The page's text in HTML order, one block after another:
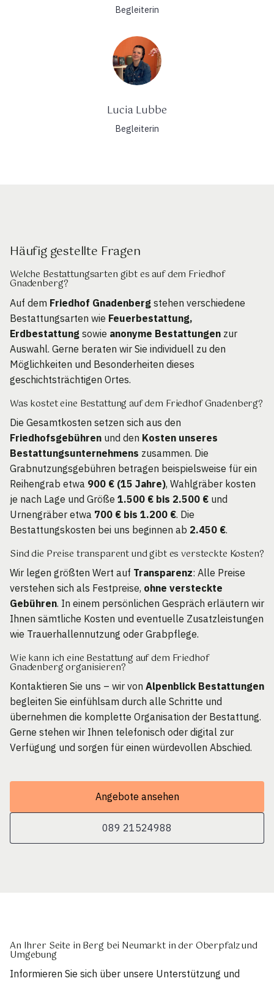
Begleiterin
Lucia Lubbe
Begleiterin
Häufig gestellte Fragen
Welche Bestattungsarten gibt es auf dem Friedhof
Gnadenberg?
Auf dem Friedhof Gnadenberg stehen verschiedene
Bestattungsarten wie Feuerbestattung,
Erdbestattung sowie anonyme Bestattungen zur
Auswahl. Gerne beraten wir Sie individuell zu den
Möglichkeiten und Besonderheiten dieses
geschichtsträchtigen Ortes.
Was kostet eine Bestattung auf dem Friedhof Gnadenberg?
Die Gesamtkosten setzen sich aus den
Friedhofsgebühren und den Kosten unseres
Bestattungsunternehmens zusammen. Die
Grabnutzungsgebühren betragen beispielsweise für ein
Reihengrab etwa 900 € (15 Jahre), Wahlgräber kosten
je nach Lage und Größe 1.500 € bis 2.500 € und
Urnengräber etwa 700 € bis 1.200 €. Die
Bestattungskosten bei uns beginnen ab 2.450 €.
Sind die Preise transparent und gibt es versteckte Kosten?
Wir legen größten Wert auf Transparenz: Alle Preise
verstehen sich als Festpreise, ohne versteckte
Gebühren. In einem persönlichen Gespräch erläutern wir
Ihnen sämtliche Kosten und eventuelle Zusatzleistungen
wie Trauerhallennutzung oder Grabpflege.
Wie kann ich eine Bestattung auf dem Friedhof
Gnadenberg organisieren?
Kontaktieren Sie uns – wir von Alpenblick Bestattungen
begleiten Sie einfühlsam durch alle Schritte und
übernehmen die komplette Organisation der Bestattung.
Gerne stehen wir Ihnen telefonisch oder digital zur
Verfügung und sorgen für einen würdevollen Abschied.
Angebote ansehen
089 21524988
An Ihrer Seite in Berg bei Neumarkt in der Oberpfalz und
Umgebung
Informieren Sie sich über unsere Unterstützung und